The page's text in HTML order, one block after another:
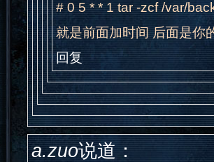
# 0 5 * * 1 tar -zcf /var/
就是前面加时间 后面是你
回复
a.zuo说道：